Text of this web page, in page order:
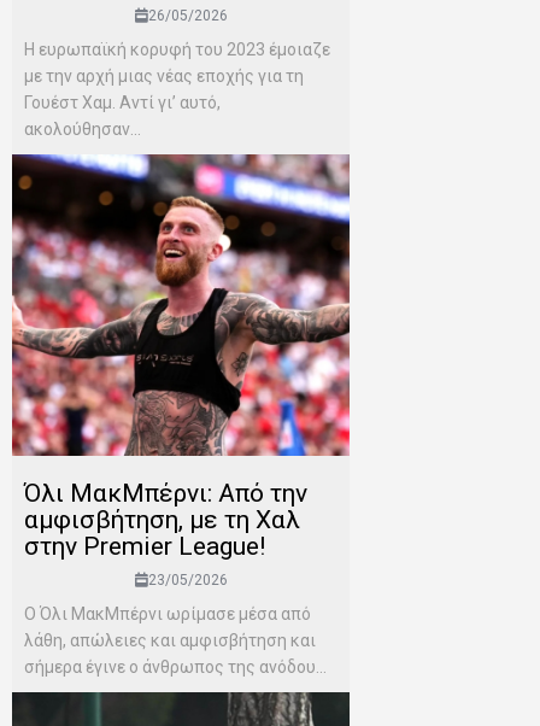
26/05/2026
Η ευρωπαϊκή κορυφή του 2023 έμοιαζε
με την αρχή μιας νέας εποχής για τη
Γουέστ Χαμ. Αντί γι’ αυτό,
ακολούθησαν...
Όλι ΜακΜπέρνι: Aπό την
αμφισβήτηση, με τη Χαλ
στην Premier League!
23/05/2026
Ο Όλι ΜακΜπέρνι ωρίμασε μέσα από
λάθη, απώλειες και αμφισβήτηση και
σήμερα έγινε ο άνθρωπος της ανόδου...